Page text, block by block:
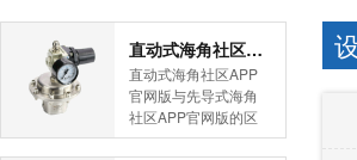
直动式海角社区APP官网版与先导式海角社区APP官网版的区别
直动式海角社区APP
官网版与先导式海角
社区APP官网版的区
别是什么？HJBA8海